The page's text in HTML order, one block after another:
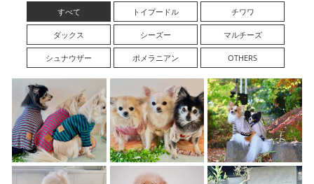
すべて トイプードル チワワ
ダックス シーズー マルチーズ
シュナウザー ポメラニアン OTHERS